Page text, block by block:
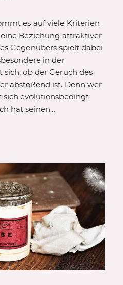
es auf viele Kriterien
Beziehung attraktiver
Gegenübers spielt dabei
in der
ob der Geruch des
abstoßend ist. Denn wer
sich evolutionsbedingt
hat seinen…